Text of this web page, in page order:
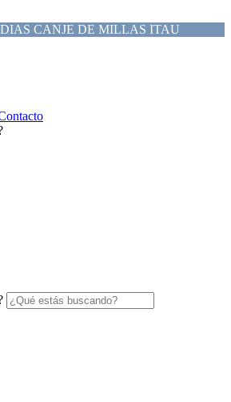
CANJE DE MILLAS ITAU